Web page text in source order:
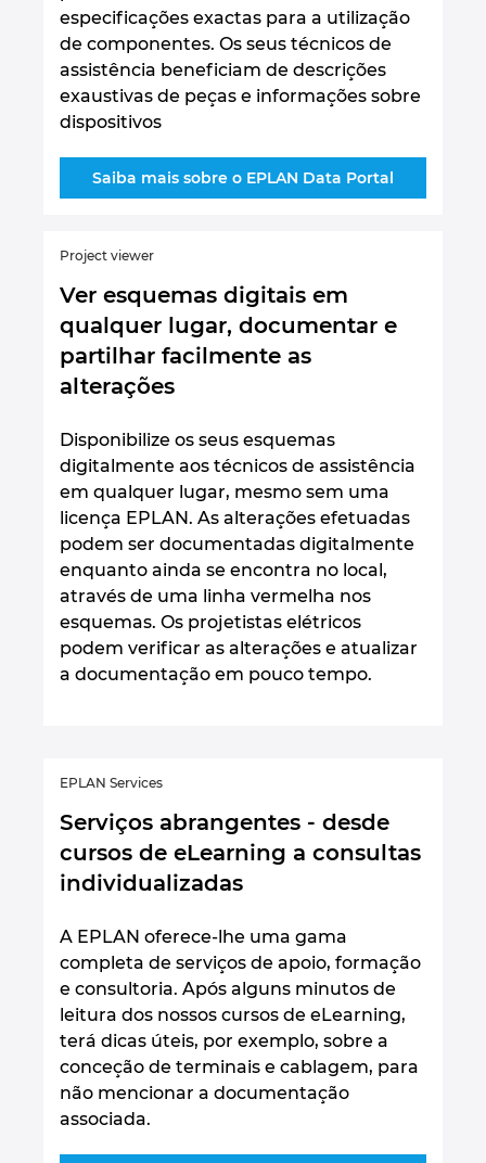
especificações exactas para a utilização
de componentes. Os seus técnicos de
assistência beneficiam de descrições
exaustivas de peças e informações sobre
dispositivos
Saiba mais sobre o EPLAN Data Portal
Project viewer
Ver esquemas digitais em
qualquer lugar, documentar e
partilhar facilmente as
alterações
Disponibilize os seus esquemas
digitalmente aos técnicos de assistência
em qualquer lugar, mesmo sem uma
licença EPLAN. As alterações efetuadas
podem ser documentadas digitalmente
enquanto ainda se encontra no local,
através de uma linha vermelha nos
esquemas. Os projetistas elétricos
podem verificar as alterações e atualizar
a documentação em pouco tempo.
EPLAN Services
Serviços abrangentes - desde
cursos de eLearning a consultas
individualizadas
A EPLAN oferece-lhe uma gama
completa de serviços de apoio, formação
e consultoria. Após alguns minutos de
leitura dos nossos cursos de eLearning,
terá dicas úteis, por exemplo, sobre a
conceção de terminais e cablagem, para
não mencionar a documentação
associada.